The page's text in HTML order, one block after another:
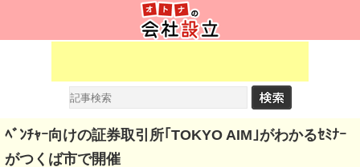
ﾍﾞﾝﾁｬｰ向けの証券取引所｢TOKYO AIM｣がわかるｾﾐﾅｰ
がつくば市で開催